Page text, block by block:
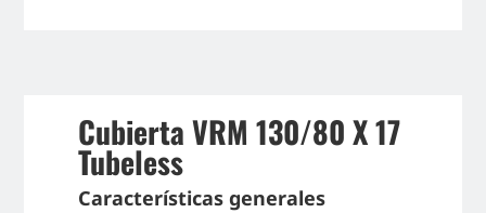
CubiertaVRM 130/80 X 17
Tubeless
Características generales